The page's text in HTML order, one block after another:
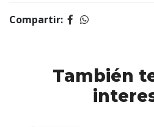
Compartir:
También